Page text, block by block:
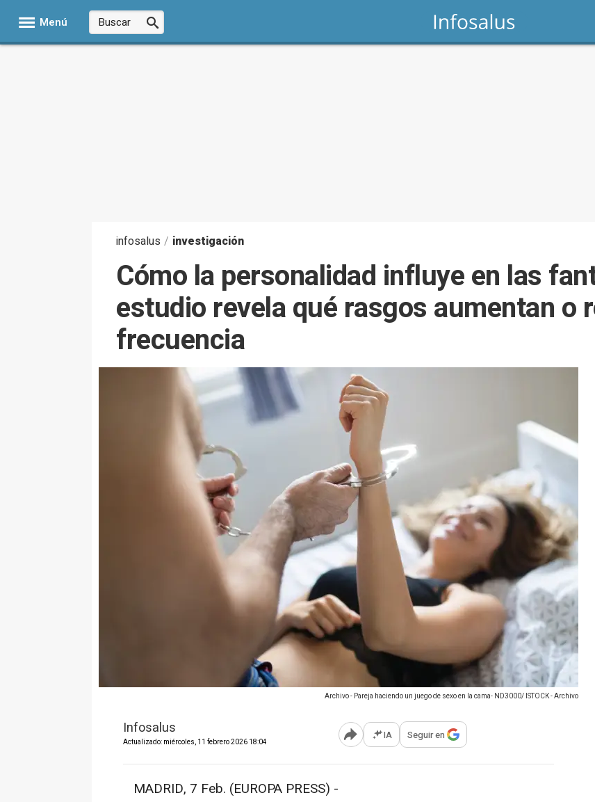
Menú
infosalus / investigación
Cómo la personalidad influye en las
estudio revela qué rasgos aumentan o
frecuencia
Archivo - Pareja haciendo un juego de sexo en la cama- ND3000/ ISTOCK - Archivo
Infosalus
Actualizado: miércoles, 11 febrero 2026 18:04 Abrir opciones para compartir
IA Seguir en
MADRID, 7 Feb. (EUROPA PRESS) -